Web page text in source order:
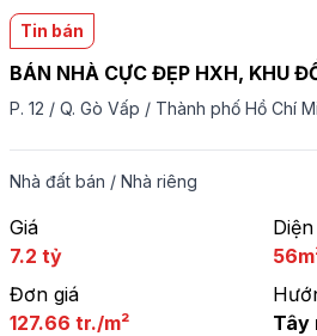
Tin bán
BÁN NHÀ CỰC ĐẸP HXH, KHU
P. 12 / Q. Gò Vấp / Thành phố Hồ Chí
Nhà đất bán / Nhà riêng
Giá
7.2 tỷ
Đơn giá
127.66 tr./m²
Tây